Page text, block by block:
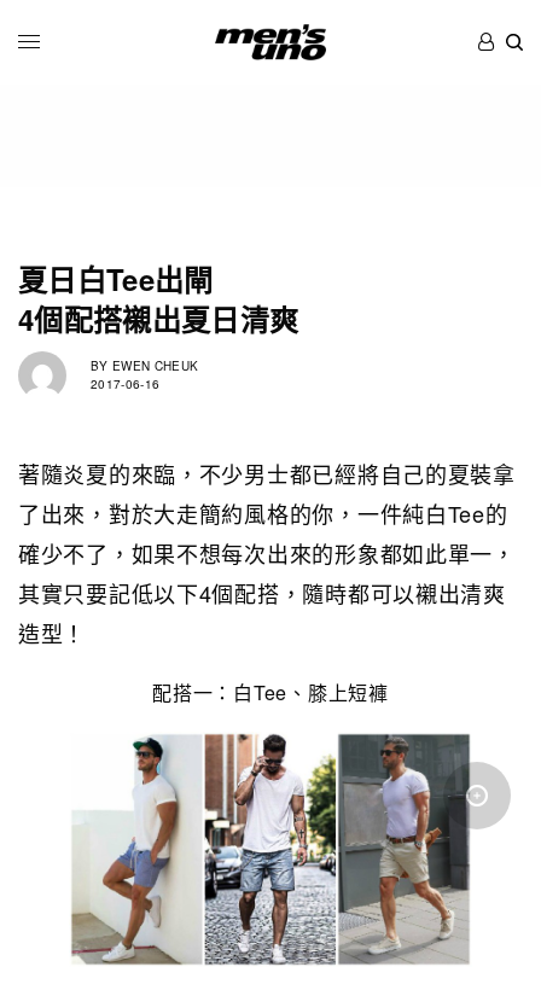
夏日白Tee出閘
4個配搭襯出夏日清爽
BY EWEN CHEUK
2017-06-16
著隨炎夏的來臨，不少男士都已經將自己的夏裝拿
了出來，對於大走簡約風格的你，一件純白Tee的
確少不了，如果不想每次出來的形象都如此單一，
其實只要記低以下4個配搭，隨時都可以襯出清爽
造型！
配搭一：白Tee、膝上短褲